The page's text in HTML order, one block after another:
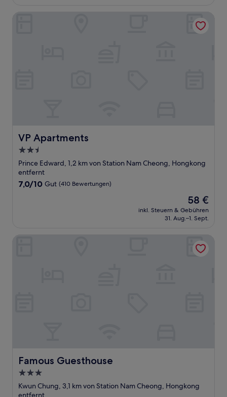
VP Apartments
VP Apartments
2.5-
Sterne-
Unterkunft
Prince Edward, 1,2 km von Station Nam Cheong, Hongkong
entfernt
7.0
7,0/10 Gut (410 Bewertungen)
Der
Preis
beträgt
58 €
inkl. Steuern & Gebühren
31. Aug.–1. Sept.
Famous Guesthouse
Famous Guesthouse
3.0-
Sterne-
Unterkunft
Kwun Chung, 3,1 km von Station Nam Cheong, Hongkong
entfernt